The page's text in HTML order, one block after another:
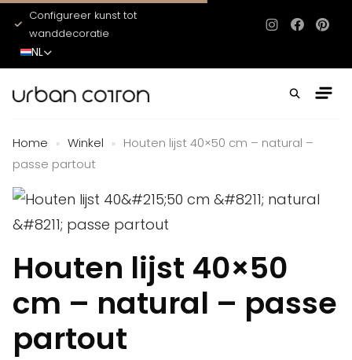
Configureer kunst tot
wanddecoratie
Het hele jaar door
Instagram
NL
Home » Winkel »
Houten lijst 40×50 cm – natural –
passe partout
Houten lijst 40×50
cm – natural – passe
partout